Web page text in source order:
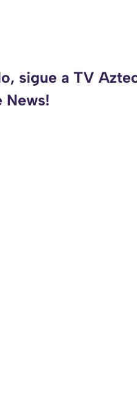
sigue a TV
News!